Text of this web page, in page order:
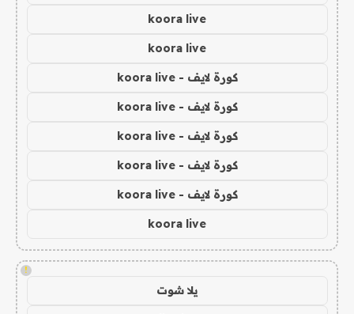
koora live
koora live
كورة لايف - koora live
كورة لايف - koora live
كورة لايف - koora live
كورة لايف - koora live
كورة لايف - koora live
koora live
!
يلا شوت